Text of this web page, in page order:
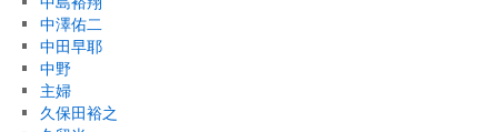
中澤佑二
中田早耶
中野
主婦
久保田裕之